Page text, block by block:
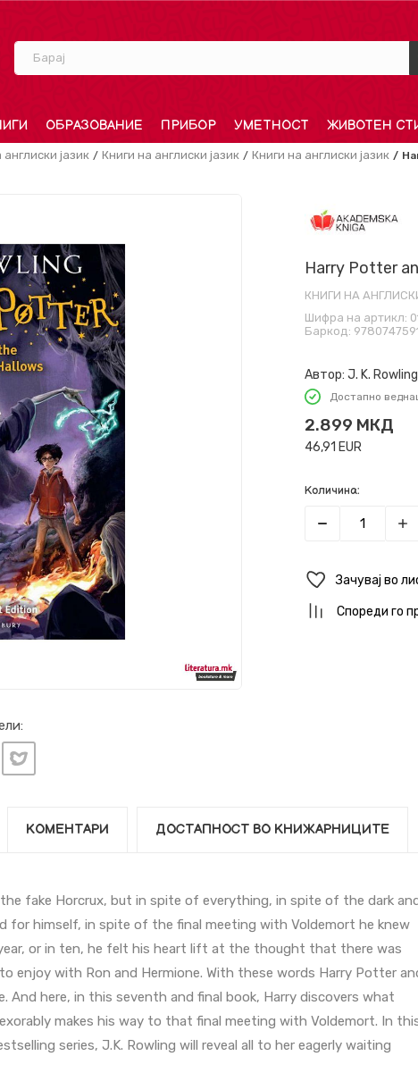
Барај
ОБРАЗОВАНИЕ ПРИБОР УМЕТНОСТ ЖИВОТЕН
јазик Книги на англиски јазик Книги на англиски јазик
Harry Potter
КНИГИ НА
Шифра на артикл:
Баркод:
Автор: J. K. Rowling
Достапно
2.899 МКД
46,91 EUR
Количина:
Зачувај во
Спореди го
КОМЕНТАРИ ДОСТАПНОСТ ВО КНИЖАРНИЦИТЕ
fake Horcrux, but in spite of everything, in spite of the dark
for himself, in spite of the final meeting with Voldemort he knew
or in ten, he felt his heart lift at the thought that there was
enjoy with Ron and Hermione. With these words Harry Potter
And here, in this seventh and final book, Harry discovers what
makes his way to that final meeting with Voldemort. In
series, J.K. Rowling will reveal all to her eagerly waiting